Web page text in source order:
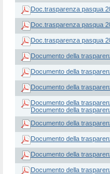
Doc.trasparenza pasqua
Doc.trasparenza pasqua
Doc.trasparenza pasqua
Documento della
Documento della
Documento della
Documento della
Documento della
Documento della
Documento della
Documento della
Documento della